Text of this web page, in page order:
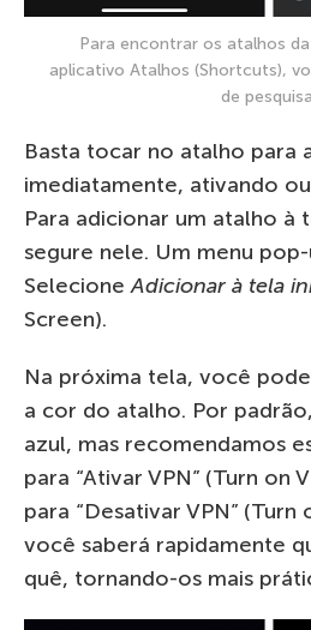
Para encontrar os atalhos
aplicativo Atalhos (Shortcuts),
de
Basta tocar no atalho para
imediatamente, ativando
Para adicionar um atalho à
segure nele. Um menu
SelecioneAdicionar à tela
Screen).
Na próxima tela, você
a cor do atalho. Por
azul, mas recomendamos
para “Ativar VPN” (Turn on
para “Desativar VPN” (Turn
você saberá rapidamente
quê, tornando-os mais